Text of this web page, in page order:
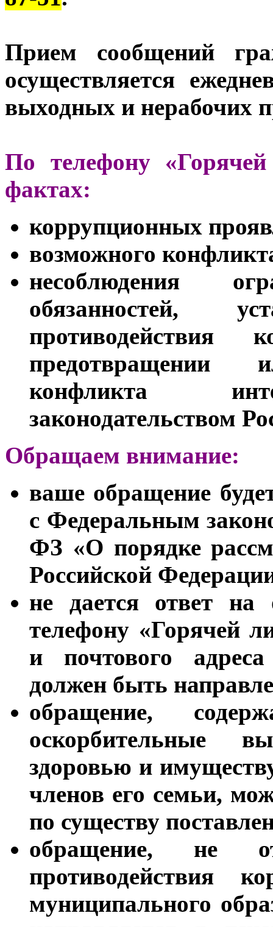
Прием сообщений
осуществляется
выходных и нерабочих
По телефону
фактах:
коррупционных
возможного
несоблюдения
обязанностей,
противодействия
предотвращении
конфликта
законодательством
Обращаем внимание:
ваше обращение
с Федеральным
ФЗ «О порядке
Российской
не дается ответ на
телефону «Горячей
и почтового
должен быть
обращение,
оскорбительные
здоровью и
членов его семьи,
по существу
обращение, не
противодействия
муниципального